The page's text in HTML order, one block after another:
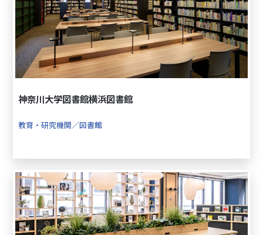
神奈川大学図書館横浜図書館
教育・研究機関／図書館